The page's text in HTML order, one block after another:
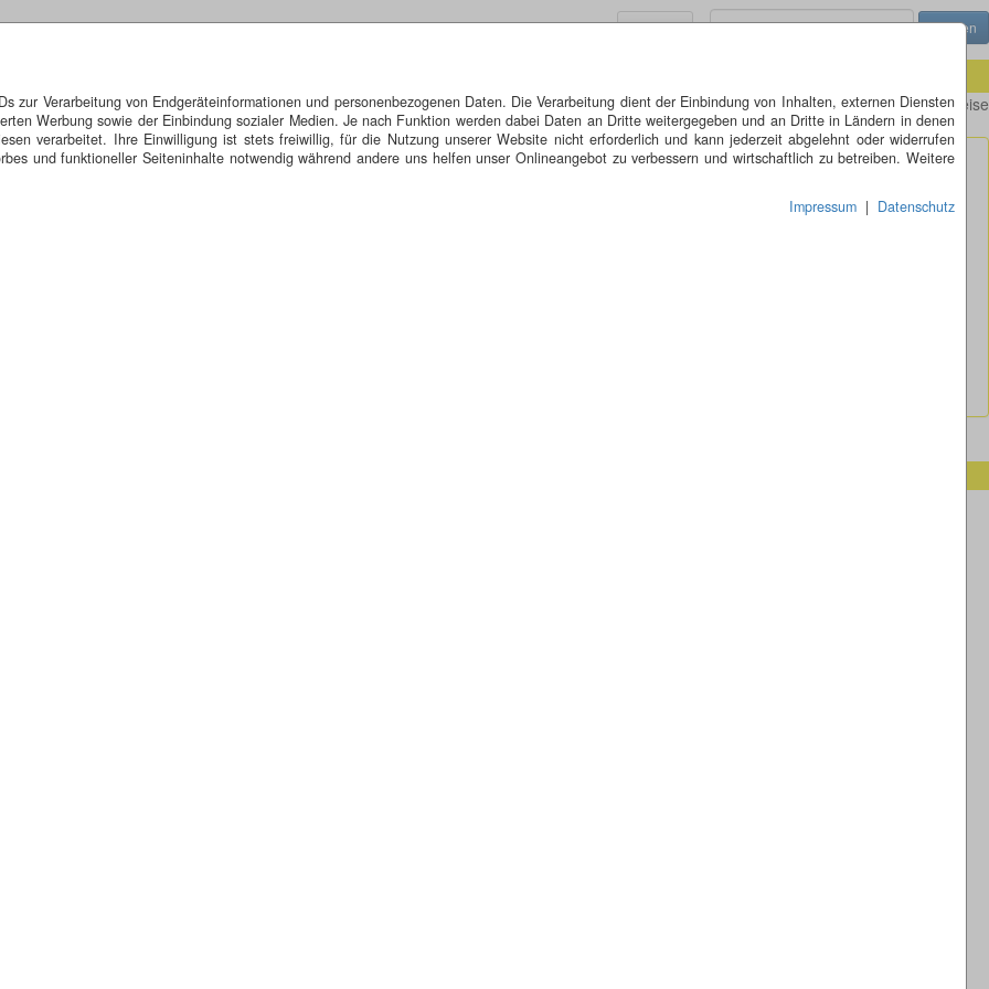
zur Verarbeitung von Endgeräteinformationen und personenbezogenen Daten. Die Verarbeitung dient der Einbindung von Inhalten, externen Diensten
Werbung sowie der Einbindung sozialer Medien. Je nach Funktion werden dabei Daten an Dritte weitergegeben und an Dritte in Ländern in denen
verarbeitet. Ihre Einwilligung ist stets freiwillig, für die Nutzung unserer Website nicht erforderlich und kann jederzeit abgelehnt oder widerrufen
und funktioneller Seiteninhalte notwendig während andere uns helfen unser Onlineangebot zu verbessern und wirtschaftlich zu betreiben. Weitere
Impressum | Datenschutz
Menü
Ortswappens annehmen könnte, von Enten, sondern von "Ende des Feldes". Bei der Gestaltung des Wappens wurde fälschlicherweise
Historisch wiederlegt.